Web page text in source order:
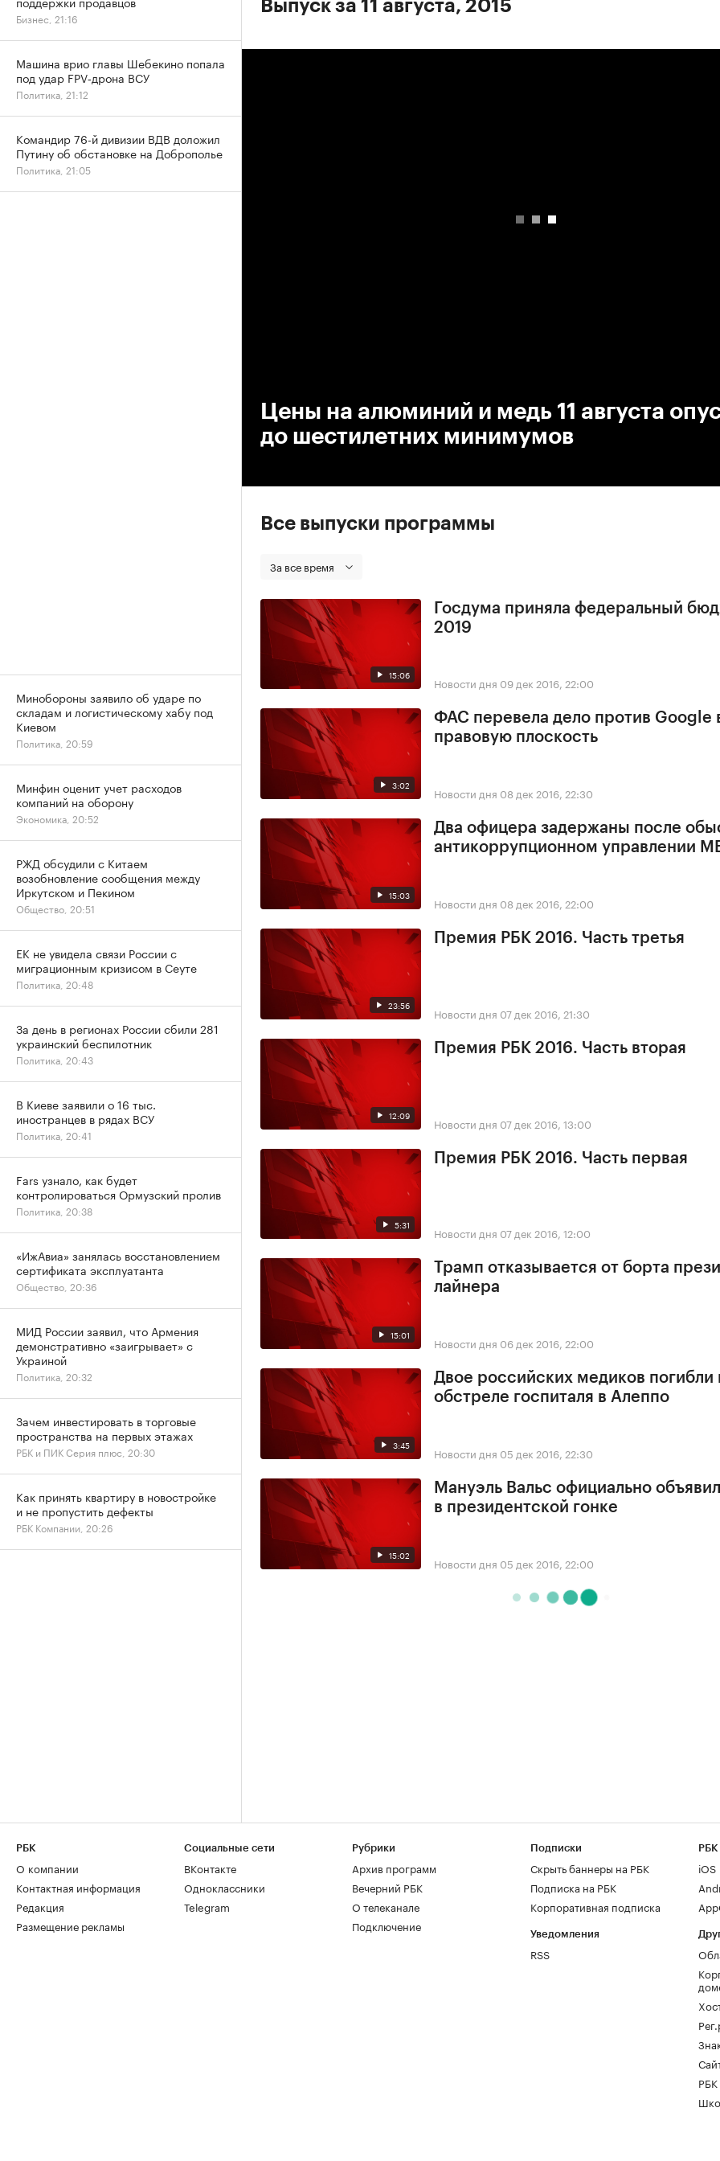
Выпуск за 11 августа, 2015
Цены на алюминий и медь 11 августа
до шестилетних минимумов
Все выпуски программы
За все время
15:06
Госдума приняла федеральный
2019
Новости дня 09 дек 2016, 22:00
3:02
ФАС перевела дело против Google
правовую плоскость
Новости дня 08 дек 2016, 22:30
15:03
Два офицера задержаны после
антикоррупционном управлении
Новости дня 08 дек 2016, 22:00
23:56
Премия РБК 2016. Часть третья
Новости дня 07 дек 2016, 21:30
12:09
Премия РБК 2016. Часть вторая
Новости дня 07 дек 2016, 13:00
5:31
Премия РБК 2016. Часть первая
Новости дня 07 дек 2016, 12:00
15:01
Трамп отказывается от борта
лайнера
Новости дня 06 дек 2016, 22:00
3:45
Двое российских медиков погибли
обстреле госпиталя в Алеппо
Новости дня 05 дек 2016, 22:30
15:02
Мануэль Вальс официально
в президентской гонке
Новости дня 05 дек 2016, 22:00
Бизнес, 21:16
Машина врио главы Шебекино попала
под удар FPV‑дрона ВСУ
Политика, 21:12
Командир 76-й дивизии ВДВ доложил
Путину об обстановке на Доброполье
Политика, 21:05
Минобороны заявило об ударе по
складам и логистическому хабу под
Киевом
Политика, 20:59
Минфин оценит учет расходов
компаний на оборону
Экономика, 20:52
РЖД обсудили с Китаем
возобновление сообщения между
Иркутском и Пекином
Общество, 20:51
ЕК не увидела связи России с
миграционным кризисом в Сеуте
Политика, 20:48
За день в регионах России сбили 281
украинский беспилотник
Политика, 20:43
В Киеве заявили о 16 тыс.
иностранцев в рядах ВСУ
Политика, 20:41
Fars узнало, как будет
контролироваться Ормузский пролив
Политика, 20:38
«ИжАвиа» занялась восстановлением
сертификата эксплуатанта
Общество, 20:36
МИД России заявил, что Армения
демонстративно «заигрывает» с
Украиной
Политика, 20:32
Зачем инвестировать в торговые
пространства на первых этажах
РБК и ПИК Серия плюс, 20:30
Как принять квартиру в новостройке
и не пропустить дефекты
РБК Компании, 20:26
РБК
О компании
Контактная информация
Редакция
Размещение рекламы
Социальные сети
ВКонтакте
Одноклассники
Telegram
Рубрики
Архив программ
Вечерний РБК
О телеканале
Подключение
Подписки
Скрыть баннеры на РБК
Подписка на РБК
Корпоративная подписка
Уведомления
RSS
РБК
iOS